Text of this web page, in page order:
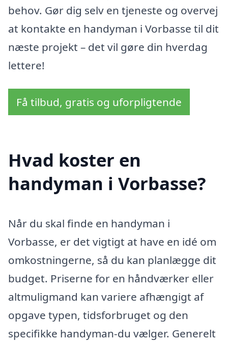
behov. Gør dig selv en tjeneste og overvej
at kontakte en handyman i Vorbasse til dit
næste projekt – det vil gøre din hverdag
lettere!
Få tilbud, gratis og uforpligtende
Hvad koster en
handyman i Vorbasse?
Når du skal finde en handyman i
Vorbasse, er det vigtigt at have en idé om
omkostningerne, så du kan planlægge dit
budget. Priserne for en håndværker eller
altmuligmand kan variere afhængigt af
opgave typen, tidsforbruget og den
specifikke handyman-du vælger. Generelt